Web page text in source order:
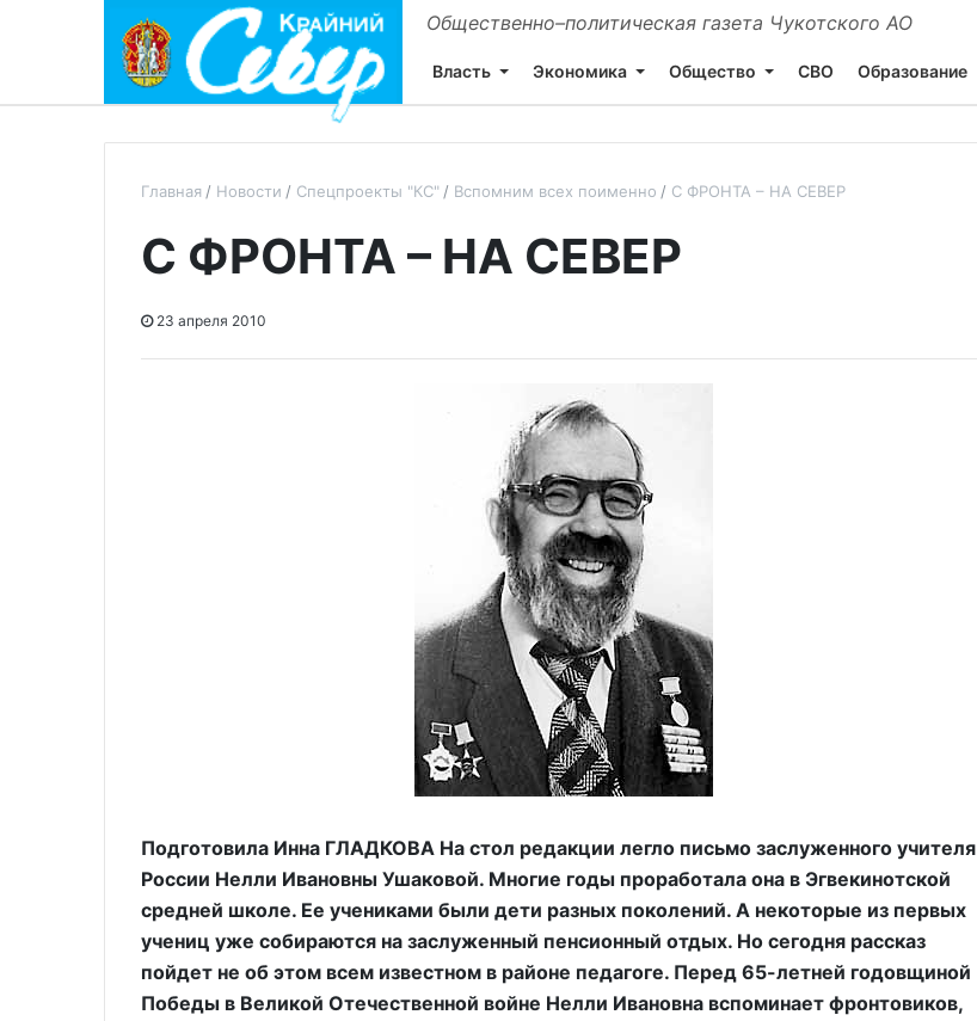
Общественно–политическая газета Чукотского АО
Власть Экономика Общество СВО Образование
Главная Новости Спецпроекты "КС" Вспомним всех поименно С ФРОНТА – НА СЕВЕР
С ФРОНТА – НА СЕВЕР
23 апреля 2010
Подготовила Инна ГЛАДКОВА На стол редакции легло письмо заслуженного учителя
России Нелли Ивановны Ушаковой. Многие годы проработала она в Эгвекинотской
средней школе. Ее учениками были дети разных поколений. А некоторые из первых
учениц уже собираются на заслуженный пенсионный отдых. Но сегодня рассказ
пойдет не об этом всем известном в районе педагоге. Перед 65-летней годовщиной
Победы в Великой Отечественной войне Нелли Ивановна вспоминает фронтовиков,